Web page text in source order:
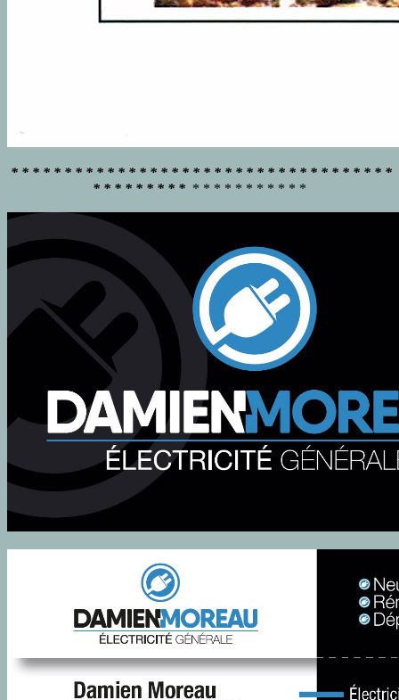
* * * * * * * * * * * * * * * * * * * * * * * * * * * * * * * * * * * *
* * * * * * * * * * * * * * * * * * * *